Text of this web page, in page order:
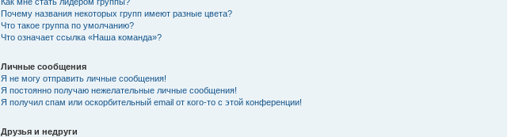
Почему названия некоторых групп имеют разные цвета?
Что такое группа по умолчанию?
Что означает ссылка «Наша команда»?
Личные сообщения
Я не могу отправить личные сообщения!
Я постоянно получаю нежелательные личные сообщения!
Я получил спам или оскорбительный email от кого-то с этой конференции!
Друзья и недруги